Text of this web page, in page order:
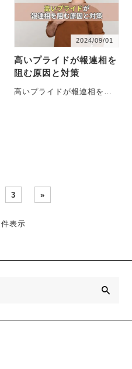
2024/09/01
高いプライドが報連相を
阻む原因と対策
高いプライドが報連相を阻
3 »
表示